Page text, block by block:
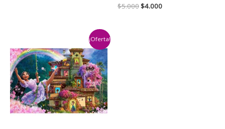
$5.000El
$4.000El
¡Oferta!